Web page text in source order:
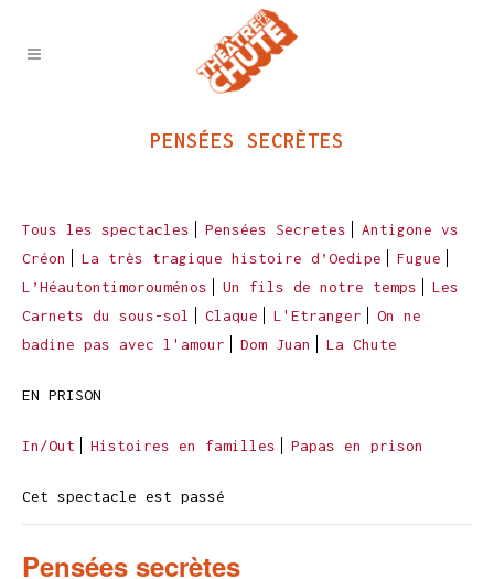
PENSÉES SECRÈTES
Tous les spectacles Pensées Secretes
Antigone vs
Créon
La très tragique histoire d’Oedipe
Fugue
L’Héautontimorouménos
Un fils de notre temps
Les
Carnets du sous-sol
Claque L'Etranger
On ne
badine pas avec l'amour
Dom Juan La Chute
EN PRISON
In/Out Histoires en familles Papas en prison
Cet spectacle est passé
Pensées secrètes